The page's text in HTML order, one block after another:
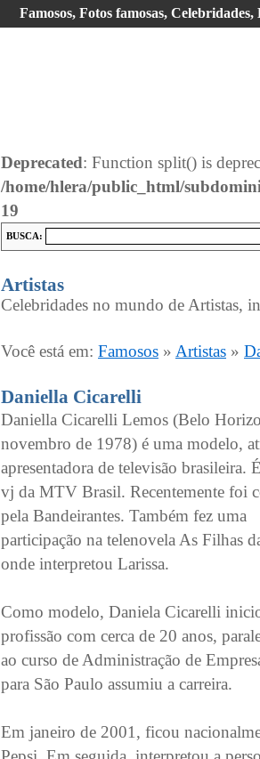
Famosos, Fotos famosas,
Deprecated: Function split() is
/home/hlera/public_html/
19
BUSCA:
Artistas
Celebridades no mundo de Artistas,
Você está em: Famosos » Artistas »
Daniella Cicarelli
Daniella Cicarelli Lemos (Belo
novembro de 1978) é uma modelo,
apresentadora de televisão brasileira.
vj da MTV Brasil. Recentemente foi
pela Bandeirantes. Também fez uma
participação na telenovela As Filhas
onde interpretou Larissa.
Como modelo, Daniela Cicarelli
profissão com cerca de 20 anos,
ao curso de Administração de
para São Paulo assumiu a carreira.
Em janeiro de 2001, ficou